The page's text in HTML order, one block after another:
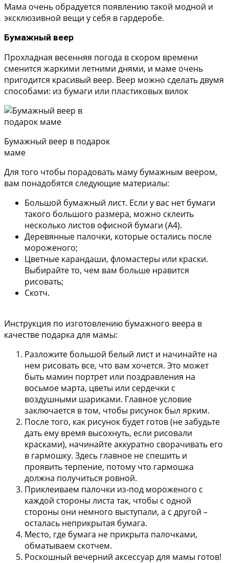
Мама очень обрадуется появлению такой модной и
эксклюзивной вещи у себя в гардеробе.
Бумажный веер
Прохладная весенняя погода в скором времени
сменится жаркими летними днями, и маме очень
пригодится красивый веер. Веер можно сделать двумя
способами: из бумаги или пластиковых вилок
Бумажный веер в подарок
маме
Для того чтобы порадовать маму бумажным веером,
вам понадобятся следующие материалы:
Большой бумажный лист. Если у вас нет бумаги
такого большого размера, можно склеить
несколько листов офисной бумаги (А4).
Деревянные палочки, которые остались после
мороженого;
Цветные карандаши, фломастеры или краски.
Выбирайте то, чем вам больше нравится
рисовать;
Скотч.
Инструкция по изготовлению бумажного веера в
качестве подарка для мамы:
Разложите большой белый лист и начинайте на
нем рисовать все, что вам хочется. Это может
быть мамин портрет или поздравления на
восьмое марта, цветы или сердечки с
воздушными шариками. Главное условие
заключается в том, чтобы рисунок был ярким.
После того, как рисунок будет готов (не забудьте
дать ему время высохнуть, если рисовали
красками), начинайте аккуратно сворачивать его
в гармошку. Здесь главное не спешить и
проявить терпение, потому что гармошка
должна получиться ровной.
Приклеиваем палочки из-под мороженого с
каждой стороны листа так, чтобы с одной
стороны они немного выступали, а с другой –
осталась неприкрытая бумага.
Место, где бумага не прикрыта палочками,
обматываем скотчем.
Роскошный вечерний аксессуар для мамы готов!